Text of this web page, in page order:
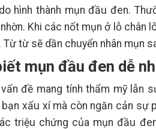
hình thành mụn đầu đen.
Khi các nốt mụn ở lỗ chân
Từ từ sẽ dần chuyển nhân mụn
mụn đầu đen dễ
đề mang tính thẩm mỹ lẫn
xấu xí mà còn ngăn cản sự
triệu chứng của mụn đầu